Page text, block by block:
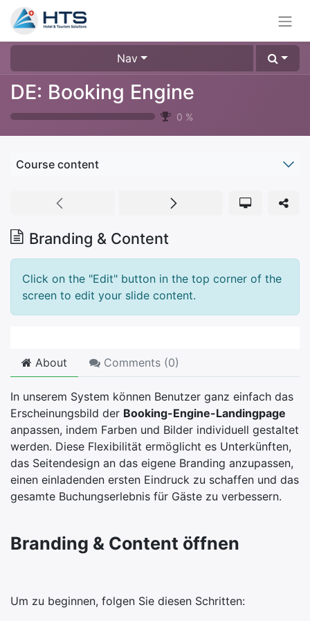
Nav
DE: Booking Engine
0 %
Course content
Branding & Content
Click on the "Edit" button in the top corner of the
screen to edit your slide content.
About Comments (0)
In unserem System können Benutzer ganz einfach das
Erscheinungsbild der Booking-Engine-Landingpage
anpassen, indem Farben und Bilder individuell gestaltet
werden. Diese Flexibilität ermöglicht es Unterkünften,
das Seitendesign an das eigene Branding anzupassen,
einen einladenden ersten Eindruck zu schaffen und das
gesamte Buchungserlebnis für Gäste zu verbessern.
Branding & Content öffnen
Um zu beginnen, folgen Sie diesen Schritten: